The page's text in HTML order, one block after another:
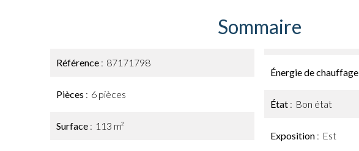
Sommaire
Référence 87171798
Pièces 6 pièces
Surface 113 m²
Énergie de chauffage
État Bon état
Exposition Est